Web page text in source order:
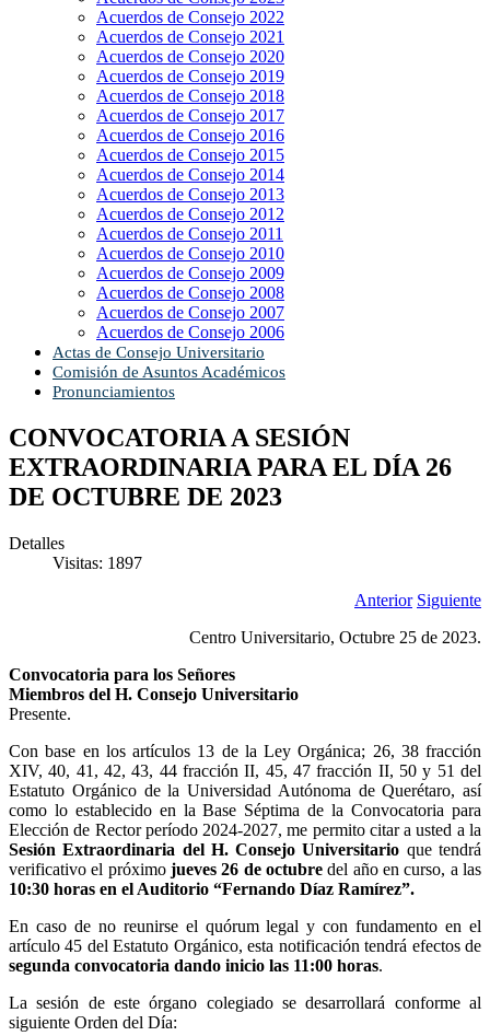
Acuerdos de Consejo 2022
Acuerdos de Consejo 2021
Acuerdos de Consejo 2020
Acuerdos de Consejo 2019
Acuerdos de Consejo 2018
Acuerdos de Consejo 2017
Acuerdos de Consejo 2016
Acuerdos de Consejo 2015
Acuerdos de Consejo 2014
Acuerdos de Consejo 2013
Acuerdos de Consejo 2012
Acuerdos de Consejo 2011
Acuerdos de Consejo 2010
Acuerdos de Consejo 2009
Acuerdos de Consejo 2008
Acuerdos de Consejo 2007
Acuerdos de Consejo 2006
Actas de Consejo Universitario
Comisión de Asuntos Académicos
Pronunciamientos
CONVOCATORIA A SESIÓN
EXTRAORDINARIA PARA EL DÍA 26
DE OCTUBRE DE 2023
Detalles
Visitas: 1897
Anterior Siguiente
Centro Universitario, Octubre 25 de 2023.
Convocatoria para los Señores
Miembros del H. Consejo Universitario
Presente.
Con base en los artículos 13 de la Ley Orgánica; 26, 38 fracción
XIV, 40, 41, 42, 43, 44 fracción II, 45, 47 fracción II, 50 y 51 del
Estatuto Orgánico de la Universidad Autónoma de Querétaro, así
como lo establecido en la Base Séptima de la Convocatoria para
Elección de Rector período 2024-2027, me permito citar a usted a la
Sesión Extraordinaria del H. Consejo Universitario que tendrá
verificativo el próximo jueves 26 de octubre del año en curso, a las
10:30 horas en el Auditorio “Fernando Díaz Ramírez”.
En caso de no reunirse el quórum legal y con fundamento en el
artículo 45 del Estatuto Orgánico, esta notificación tendrá efectos de
segunda convocatoria dando inicio las 11:00 horas.
La sesión de este órgano colegiado se desarrollará conforme al
siguiente Orden del Día: